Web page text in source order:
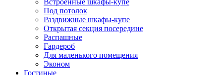
Встроенные шкафы-купе
Под потолок
Раздвижные шкафы-купе
Открытая секция посередине
Распашные
Гардероб
Для маленького помещения
Эконом
Гостиные